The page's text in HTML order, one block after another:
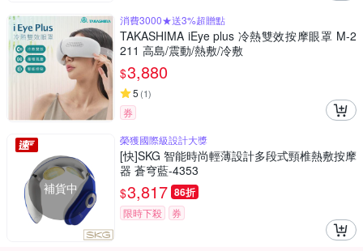
消費3000★送3%超贈點
TAKASHIMA iEye plus 冷熱雙效按摩眼罩 M-2
211 高島/震動/熱敷/冷敷
$3,880
5 (1)
券
補貨中
榮獲國際級設計大獎
[快]SKG 智能時尚輕薄設計多段式頸椎熱敷按摩
器 蒼穹藍-4353
$3,817 86折
限時下殺 券